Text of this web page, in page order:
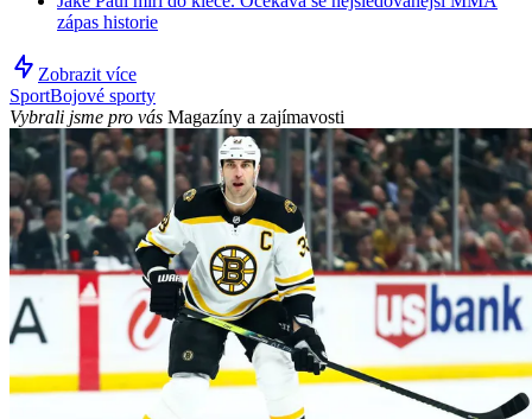
zápas historie
Zobrazit více
SportBojové sporty
Vybrali jsme pro vás Magazíny a zajímavosti